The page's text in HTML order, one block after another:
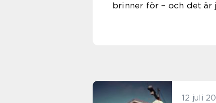
brinner för – och det
12 juli